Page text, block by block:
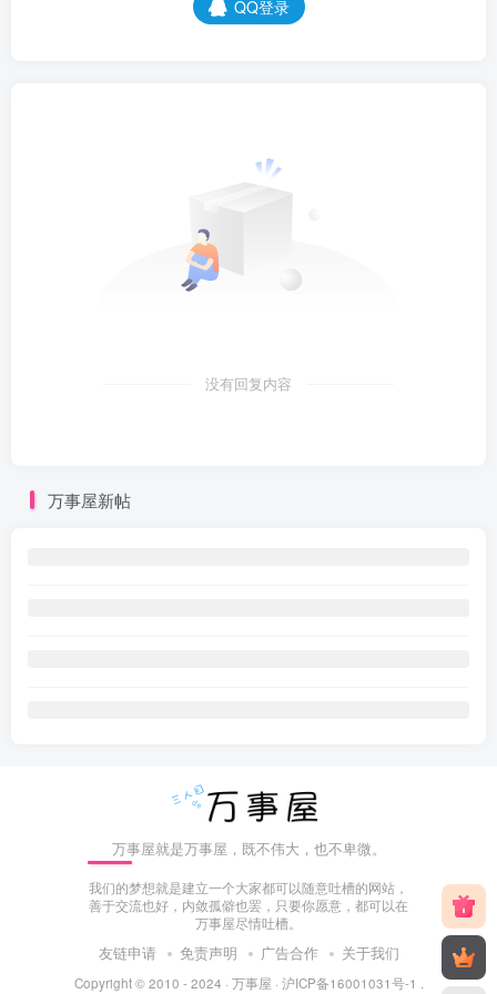
QQ登录
没有回复内容
万事屋新帖
万事屋就是万事屋，既不伟大，也不卑微。
我们的梦想就是建立一个大家都可以随意吐槽的网站，
善于交流也好，内敛孤僻也罢，只要你愿意，都可以在
万事屋尽情吐槽。
友链申请 免责声明 广告合作 关于我们
Copyright © 2010 - 2024 · 万事屋 · 沪ICP备16001031号-1